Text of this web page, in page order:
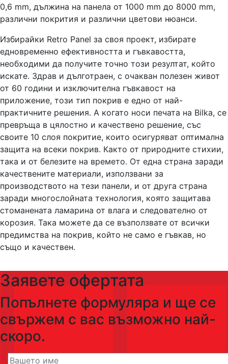
0,6 mm, дължина на панела от 1000 mm до 8000 mm,
различни покрития и различни цветови нюанси.
Избирайки Retro Panel за своя проект, избирате
едновременно ефективността и гъвкавостта,
необходими да получите точно този резултат, който
искате. Здрав и дълготраен, с очакван полезен живот
от 60 години и изключителна гъвкавост на
приложение, този тип покрив е едно от най-
практичните решения. А когато носи печата на Bilka, се
превръща в цялостно и качествено решение, със
своите 10 слоя покритие, които осигуряват оптимална
защита на всеки покрив. Както от природните стихии,
така и от белезите на времето. От една страна заради
качествените материали, използвани за
производството на тези панели, и от друга страна
заради многослойната технология, която защитава
стоманената ламарина от влага и следователно от
корозия. Така можете да се възползвате от всички
предимства на покрив, който не само е гъвкав, но
също и качествен.
Заявете офертата
Попълнете формуляра и ще се
свържем с вас възможно най-
скоро.